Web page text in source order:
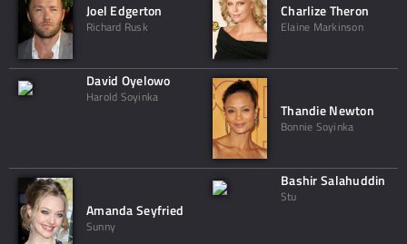
Joel Edgerton
Richard Rusk
Charlize Theron
Elaine Markinson
David Oyelowo
Harold Soyinka
Thandie Newton
Bonnie Soyinka
Amanda Seyfried
Sunny
Bashir Salahuddin
Stu